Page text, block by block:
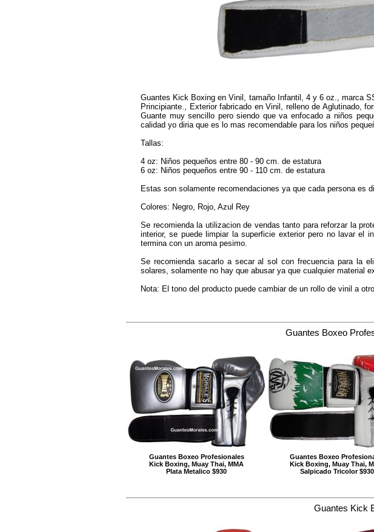
Guantes Kick Boxing en Vinil, tamaño Infantil, 4 y 6 oz., marca
Principiante., Exterior fabricado en Vinil, relleno de Aglutinado,
Guante muy sencillo pero siendo que va enfocado a niños
calidad yo diria que es lo mas recomendable para los niños
Tallas:
4 oz: Niños pequeños entre 80 - 90 cm. de estatura
6 oz: Niños pequeños entre 90 - 110 cm. de estatura
Estas son solamente recomendaciones ya que cada persona es
Colores: Negro, Rojo, Azul Rey
Se recomienda la utilizacion de vendas tanto para reforzar la
interior, se puede limpiar la superficie exterior pero no lavar
termina con un aroma pesimo.
Se recomienda sacarlo a secar al sol con frecuencia para la
solares, solamente no hay que abusar ya que cualquier material
Nota: El tono del producto puede cambiar de un rollo de vinil a
Guantes Boxeo
Guantes Boxeo Profesionales
Kick Boxing, Muay Thai, MMA
Plata Metalico $930
Guantes Boxeo
Kick Boxing, Muay Thai,
Salpicado Tricolor $930
Guantes Kick